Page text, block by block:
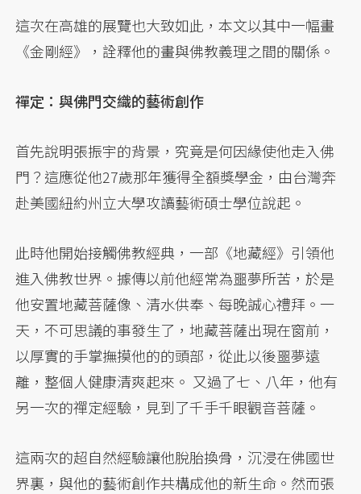
這次在高雄的展覽也大致如此，本文以其中一幅畫
《金剛經》，詮釋他的畫與佛教義理之間的關係。
禪定：與佛門交織的藝術創作
首先說明張振宇的背景，究竟是何因緣使他走入佛
門？這應從他27歲那年獲得全額獎學金，由台灣奔
赴美國紐約州立大學攻讀藝術碩士學位說起。
此時他開始接觸佛教經典，一部《地藏經》引領他
進入佛教世界。據傳以前他經常為噩夢所苦，於是
他安置地藏菩薩像、清水供奉、每晚誠心禮拜。一
天，不可思議的事發生了，地藏菩薩出現在窗前，
以厚實的手掌撫摸他的的頭部，從此以後噩夢遠
離，整個人健康清爽起來。 又過了七、八年，他有
另一次的禪定經驗，見到了千手千眼觀音菩薩。
這兩次的超自然經驗讓他脫胎換骨，沉浸在佛國世
界裏，與他的藝術創作共構成他的新生命。然而張